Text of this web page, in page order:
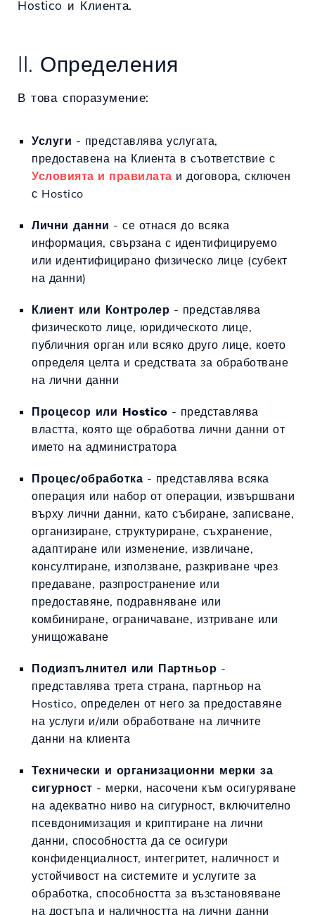
Hostico и Клиента.
II. Определения
В това споразумение:
Услуги - представлява услугата,
предоставена на Клиента в съответствие с
Условията и правилата и договора, сключен
с Hostico
Лични данни - се отнася до всяка
информация, свързана с идентифицируемо
или идентифицирано физическо лице (субект
на данни)
Клиент или Контролер - представлява
физическото лице, юридическото лице,
публичния орган или всяко друго лице, което
определя целта и средствата за обработване
на лични данни
Процесор или Hostico - представлява
властта, която ще обработва лични данни от
името на администратора
Процес/обработка - представлява всяка
операция или набор от операции, извършвани
върху лични данни, като събиране, записване,
организиране, структуриране, съхранение,
адаптиране или изменение, извличане,
консултиране, използване, разкриване чрез
предаване, разпространение или
предоставяне, подравняване или
комбиниране, ограничаване, изтриване или
унищожаване
Подизпълнител или Партньор -
представлява трета страна, партньор на
Hostico, определен от него за предоставяне
на услуги и/или обработване на личните
данни на клиента
Технически и организационни мерки за
сигурност - мерки, насочени към осигуряване
на адекватно ниво на сигурност, включително
псевдонимизация и криптиране на лични
данни, способността да се осигури
конфиденциалност, интегритет, наличност и
устойчивост на системите и услугите за
обработка, способността за възстановяване
на достъпа и наличността на лични данни